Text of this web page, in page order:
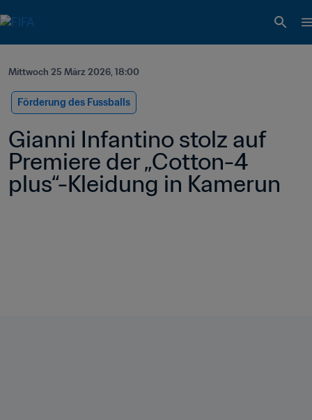
Mittwoch 25 März 2026, 18:00
Förderung des Fussballs
Gianni Infantino stolz auf
Premiere der „Cotton-4
plus“-Kleidung in Kamerun